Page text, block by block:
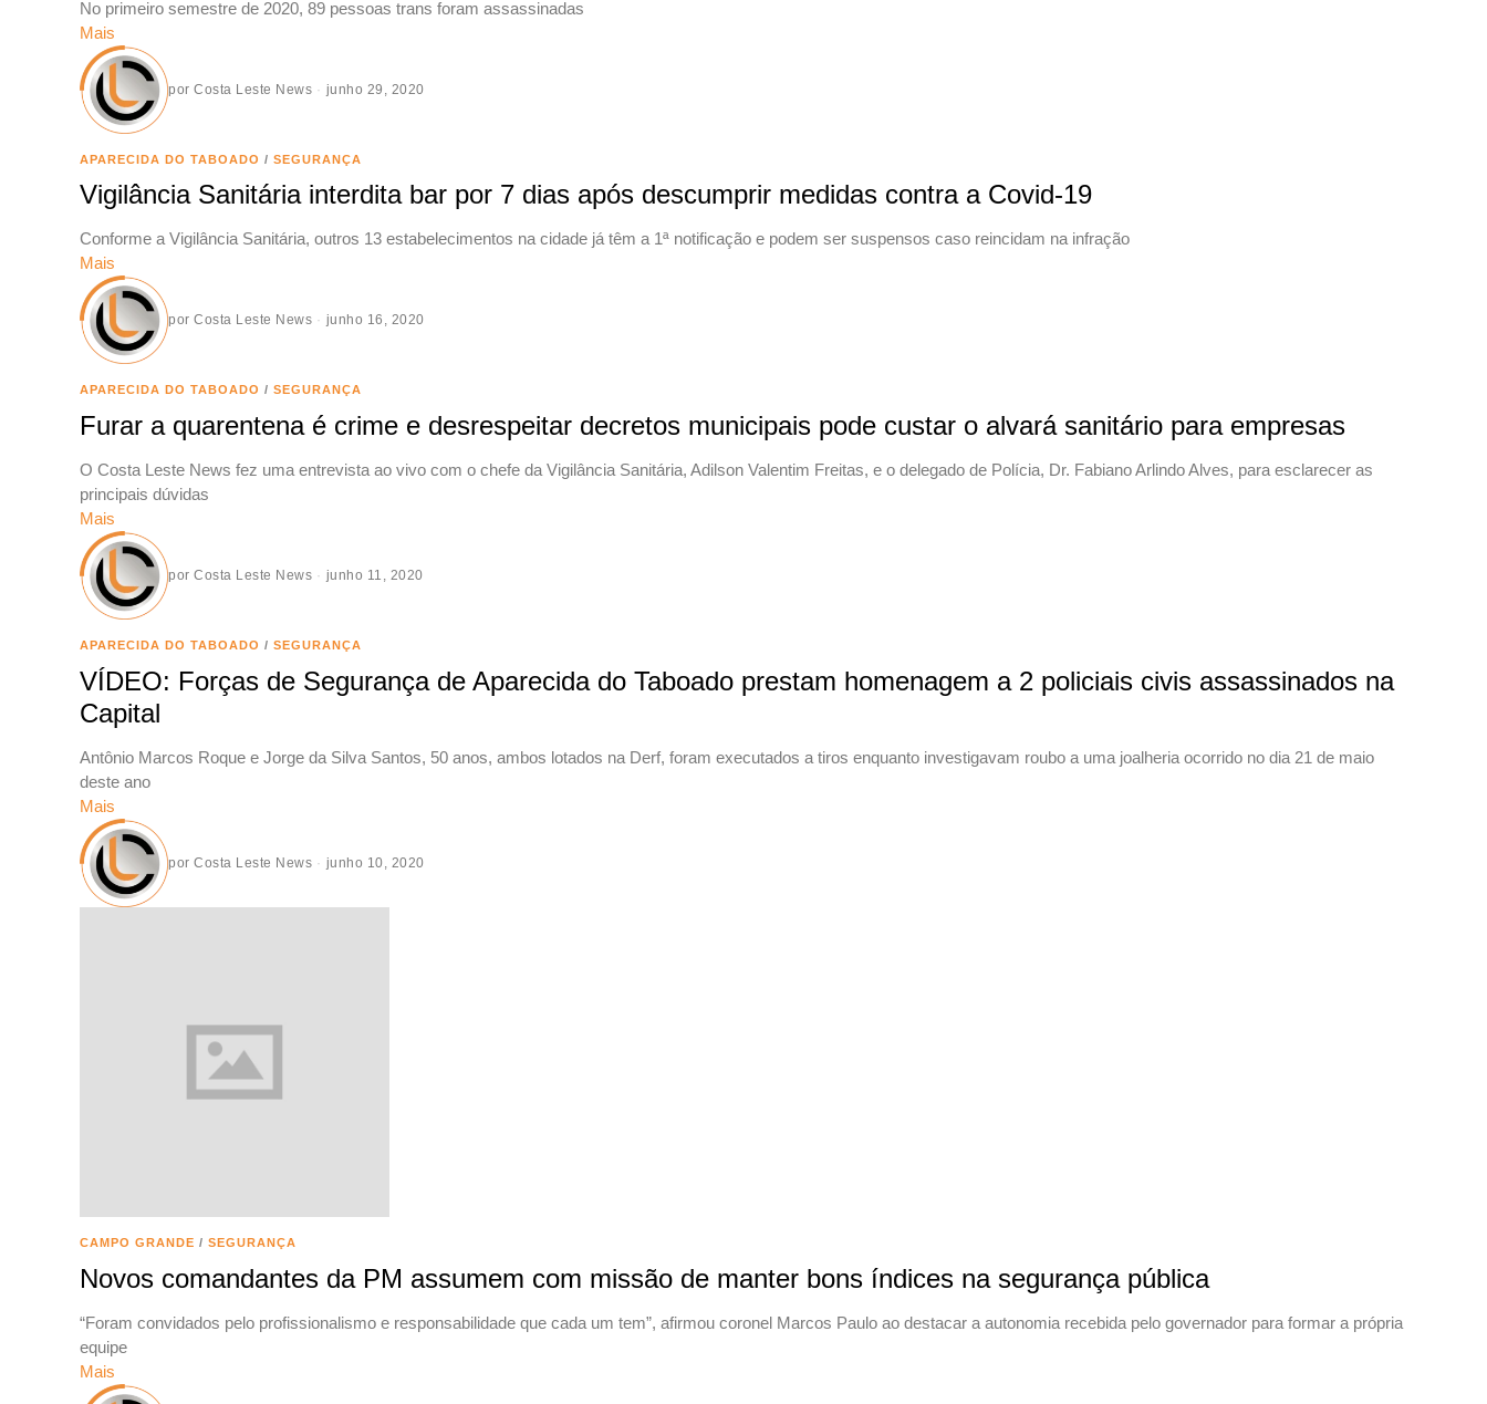
No primeiro semestre de 2020, 89 pessoas trans foram assassinadas
Mais
por Costa Leste News junho 29, 2020
APARECIDA DO TABOADO / SEGURANÇA
Vigilância Sanitária interdita bar por 7 dias após descumprir medidas contra a Covid-19
Conforme a Vigilância Sanitária, outros 13 estabelecimentos na cidade já têm a 1ª notificação e podem ser suspensos caso reincidam na infração
Mais
por Costa Leste News junho 16, 2020
APARECIDA DO TABOADO / SEGURANÇA
Furar a quarentena é crime e desrespeitar decretos municipais pode custar o alvará sanitário para empresas
O Costa Leste News fez uma entrevista ao vivo com o chefe da Vigilância Sanitária, Adilson Valentim Freitas, e o delegado de Polícia, Dr. Fabiano Arlindo Alves, para esclarecer as
principais dúvidas
Mais
por Costa Leste News junho 11, 2020
APARECIDA DO TABOADO / SEGURANÇA
VÍDEO: Forças de Segurança de Aparecida do Taboado prestam homenagem a 2 policiais civis assassinados na
Capital
Antônio Marcos Roque e Jorge da Silva Santos, 50 anos, ambos lotados na Derf, foram executados a tiros enquanto investigavam roubo a uma joalheria ocorrido no dia 21 de maio
deste ano
Mais
por Costa Leste News junho 10, 2020
CAMPO GRANDE / SEGURANÇA
Novos comandantes da PM assumem com missão de manter bons índices na segurança pública
“Foram convidados pelo profissionalismo e responsabilidade que cada um tem”, afirmou coronel Marcos Paulo ao destacar a autonomia recebida pelo governador para formar a própria
equipe
Mais